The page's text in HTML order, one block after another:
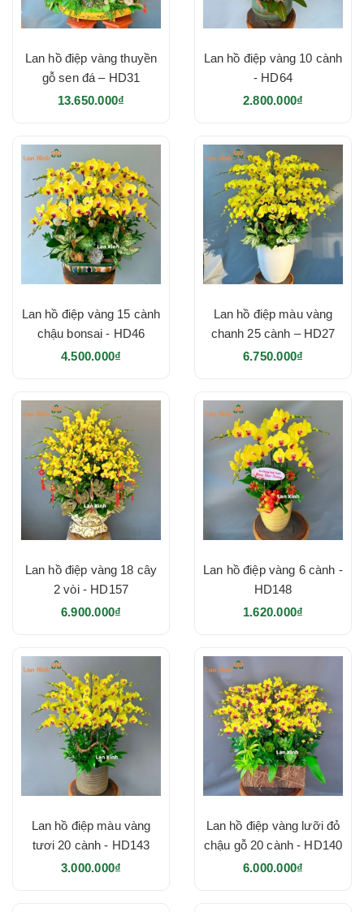
Lan hồ điệp vàng thuyền
gỗ sen đá – HD31
13.650.000₫
Lan hồ điệp vàng 10 cành
- HD64
2.800.000₫
Lan hồ điệp vàng 15 cành
chậu bonsai - HD46
4.500.000₫
Lan hồ điệp màu vàng
chanh 25 cành – HD27
6.750.000₫
Lan hồ điệp vàng 18 cây
2 vòi - HD157
6.900.000₫
Lan hồ điệp vàng 6 cành -
HD148
1.620.000₫
Lan hồ điệp màu vàng
tươi 20 cành - HD143
3.000.000₫
Lan hồ điệp vàng lưỡi đỏ
chậu gỗ 20 cành - HD140
6.000.000₫